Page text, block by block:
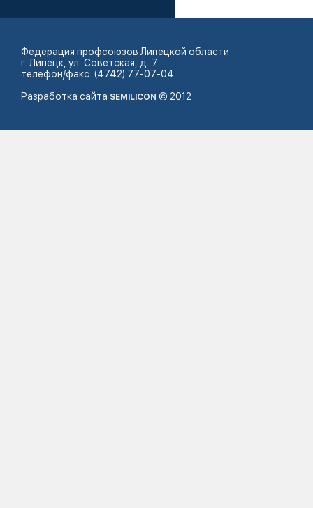
Федерация профсоюзов Липецкой области
г. Липецк, ул. Советская, д. 7
телефон/факс: (4742) 77-07-04
Разработка сайта SEMILICON © 2012